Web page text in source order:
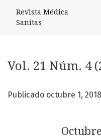
Revista Médica
Sanitas
Vol. 21 Núm. 4
Publicado octubre 1, 2018